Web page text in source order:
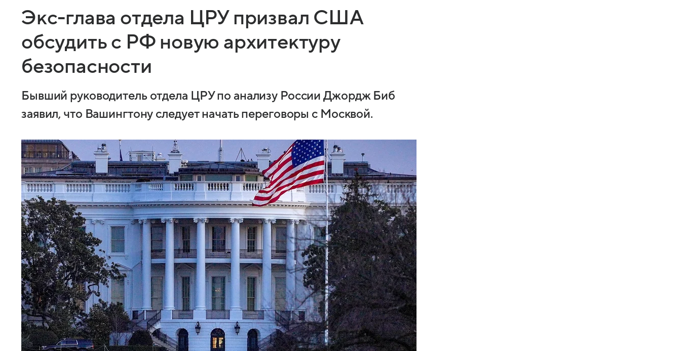
Экс-глава отдела ЦРУ призвал США
обсудить с РФ новую архитектуру
безопасности
Бывший руководитель отдела ЦРУ по анализу России Джордж Биб
заявил, что Вашингтону следует начать переговоры с Москвой.